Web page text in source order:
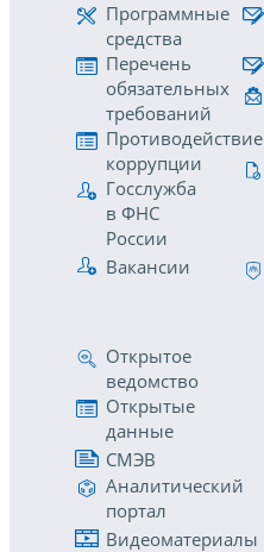
Программные
средства
Перечень
обязательных
требований
Противодействие
коррупции
Госслужба
в ФНС
России
Вакансии
Открытое
ведомство
Открытые
данные
СМЭВ
Аналитический
портал
Видеоматериалы